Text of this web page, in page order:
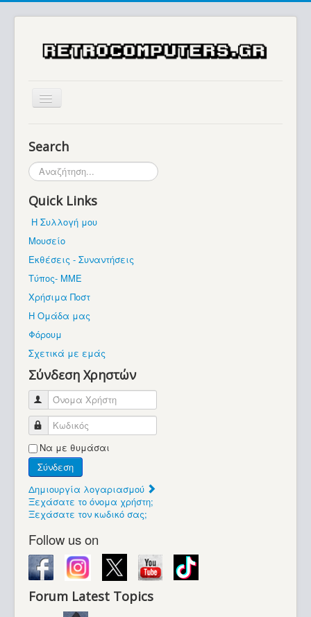
Μουσείο
Βρίσκεστε εδώ:
Search
Αναζήτηση...
Quick Links
Η Συλλογή μου
Μουσείο
Εκθέσεις - Συναντήσεις
Τύπος- ΜΜΕ
Χρήσιμα Ποστ
Η Ομάδα μας
Φόρουμ
Σχετικά με εμάς
Σύνδεση Χρηστών
Όνομα Χρήστη
Κωδικός
Να με θυμάσαι
Σύνδεση
Δημιουργία λογαριασμού
Ξεχάσατε το όνομα χρήστη;
Ξεχάσατε τον κωδικό σας;
Follow us on
Forum Latest Topics